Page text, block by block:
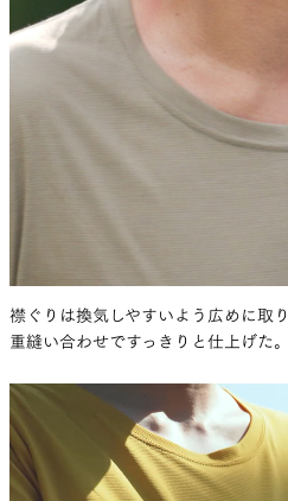
襟ぐりは換気しやすいよう広めに取
重縫い合わせですっきりと仕上げた。